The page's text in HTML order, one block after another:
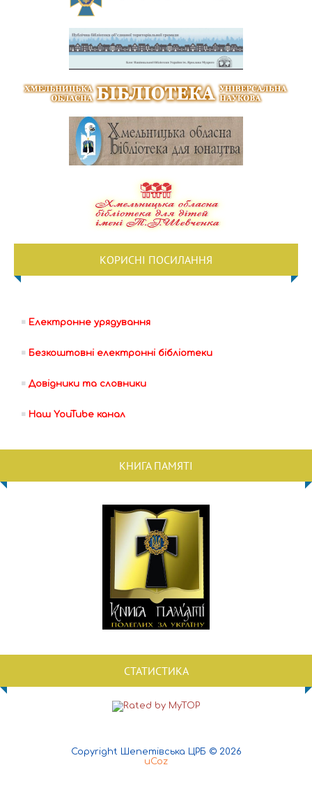
КОРИСНІ ПОСИЛАННЯ
Електронне урядування
Безкоштовні електронні бібліотеки
Довідники та словники
Наш YouTube канал
КНИГА ПАМЯТІ
СТАТИСТИКА
Copyright Шепетівська ЦРБ © 2026
uCoz